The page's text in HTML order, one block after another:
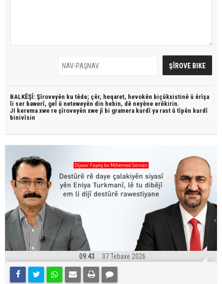
BALKÊŞÎ: Şîroveyên ku têde; çêr, heqaret, hevokên biçûkxistinê û êrîşa
li ser bawerî, gel û neteweyên din hebin, dê neyêne erêkirin.
JI kerema xwe re şîroveyên xwe jî bi gramera kurdî ya rast û tîpên kurdî
binivîsin
09:43 07 Tebaxe 2026